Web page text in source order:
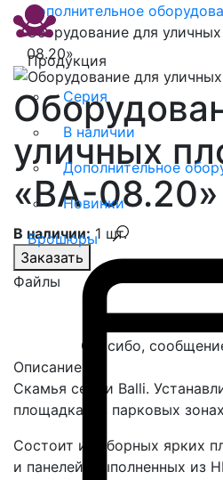
Продукция
Серия
В наличии
Дополнительное
Новинки
Брошюры
Дополнительное
Оборудование для
08.20»
уличных
«BA-08.20»
В наличии: 1 шт.
Заказать
Файлы
Спасибо,
Описание
Скамья серии Balli.
площадках, в парковых
Состоит из сборных ярких
и панелей, выполненных из